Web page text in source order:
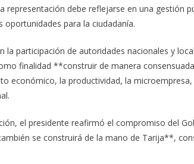
representación debe reflejarse en una gestión
oportunidades para la ciudadanía.
la participación de autoridades nacionales y
finalidad **construir de manera
económico, la productividad, la
el presidente reafirmó el compromiso del
se construirá de la mano de Tarija**,